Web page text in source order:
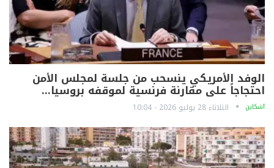
الوفد الأمريكي ينسحب من جلسة لمجلس الأمن
احتجاجاً على مقارنة فرنسية لموقفه بروسيا…
آشكاين الثلاثاء 28 يوليو 2026 - 10:04